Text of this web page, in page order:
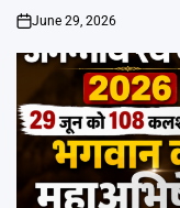
on
June 29, 2026